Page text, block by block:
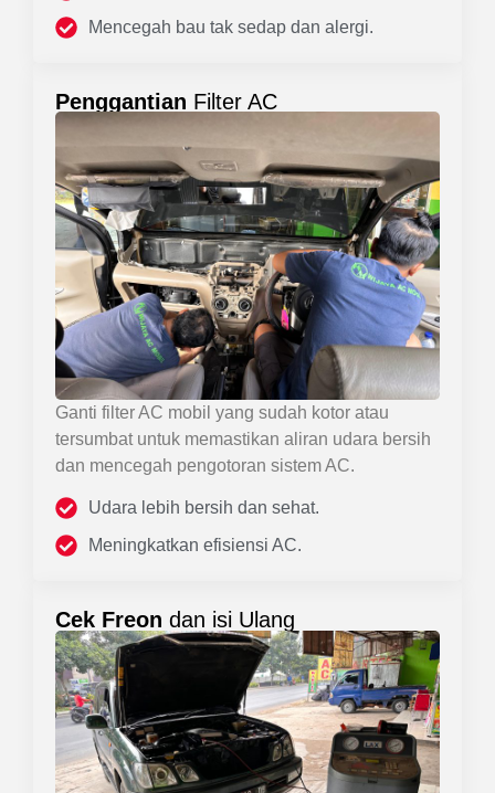
Mencegah bau tak sedap dan alergi.
Penggantian Filter AC
Ganti filter AC mobil yang sudah kotor atau
tersumbat untuk memastikan aliran udara bersih
dan mencegah pengotoran sistem AC.
Udara lebih bersih dan sehat.
Meningkatkan efisiensi AC.
Cek Freon dan isi Ulang